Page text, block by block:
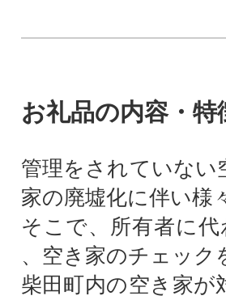
お礼品の内容・特
管理をされていない
家の廃墟化に伴い様
そこで、所有者に
、空き家のチェック
柴田町内の空き家が